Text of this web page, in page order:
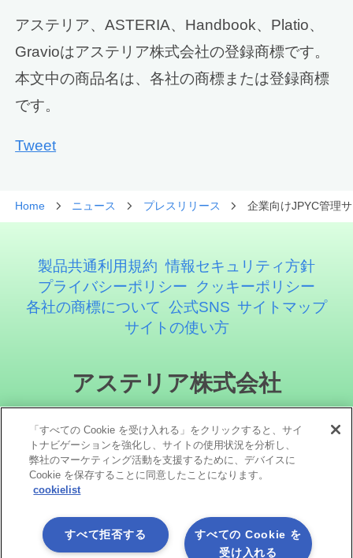
アステリア、ASTERIA、Handbook、Platio、
Gravioはアステリア株式会社の登録商標です。
本文中の商品名は、各社の商標または登録商標
です。
Tweet
Home ニュース プレスリリース 企業向けJPYC管理
製品共通利用規約 情報セキュリティ方針
プライバシーポリシー
クッキーポリシー
各社の商標について 公式SNS サイトマップ
サイトの使い方
アステリア株式会社
ソーシャルメディア
「すべての Cookie を受け入れる」をクリックすると、サイ
トナビゲーションを強化し、サイトの使用状況を分析し、
弊社のマーケティング活動を支援するために、デバイスに
Cookie を保存することに同意したことになります。
cookielist
すべての Cookie を
受け入れる
すべて拒否する